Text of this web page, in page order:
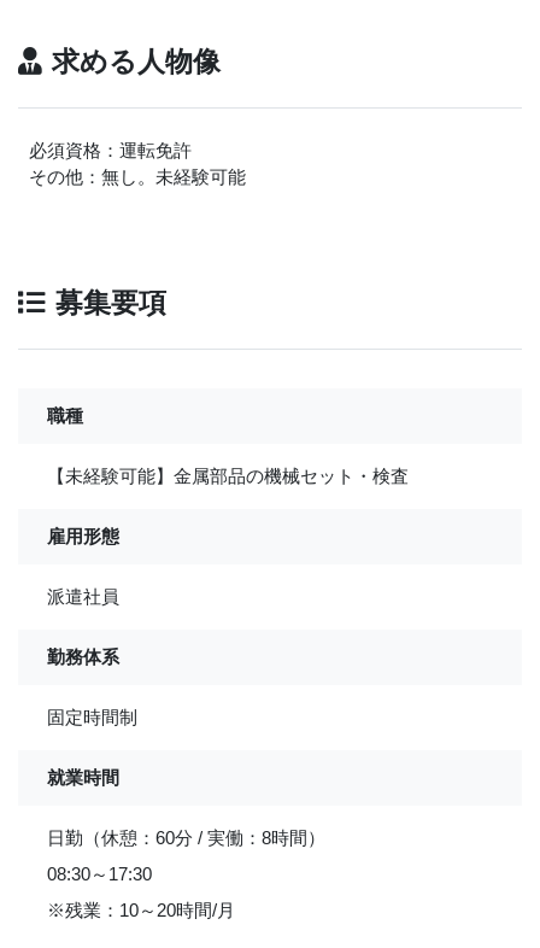
求める人物像
必須資格：運転免許
その他：無し。未経験可能
募集要項
職種
【未経験可能】金属部品の機械セット・検査
雇用形態
派遣社員
勤務体系
固定時間制
就業時間
日勤（休憩：60分 / 実働：8時間）
08:30～17:30
※残業：10～20時間/月